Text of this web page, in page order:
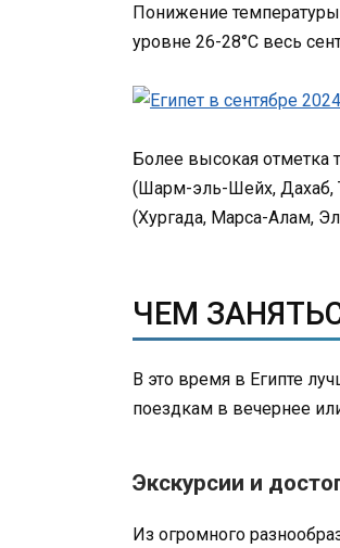
Понижение температуры
уровне 26-28°C весь
Более высокая отметка
(Шарм-эль-Шейх, Дахаб,
(Хургада, Марса-Алам,
ЧЕМ
В это время в Египте
поездкам в вечернее
Экскурсии и
Из огромного